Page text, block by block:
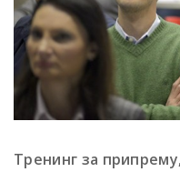
Тренинг за